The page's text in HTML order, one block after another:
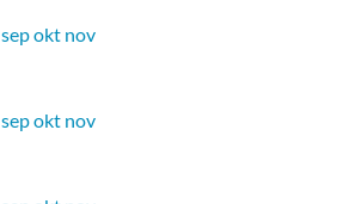
sepokt nov
sepokt nov